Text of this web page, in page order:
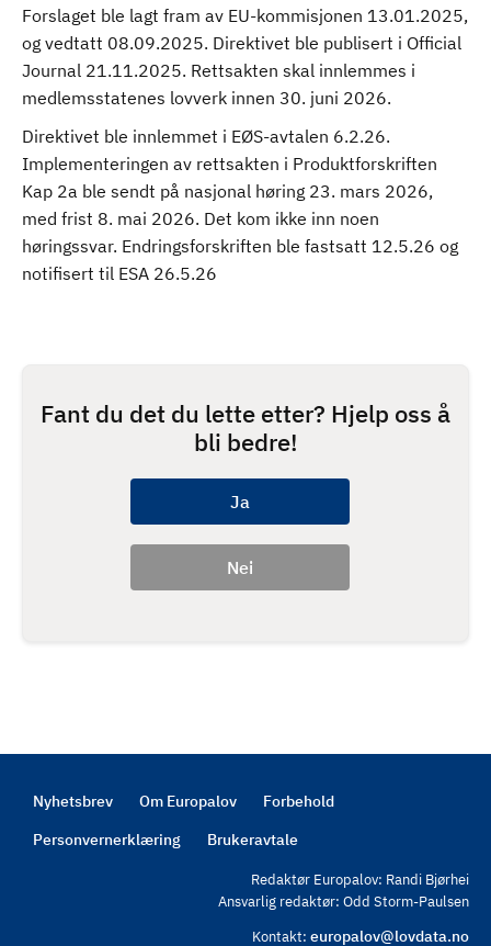
Forslaget ble lagt fram av EU-kommisjonen 13.01.2025,
og vedtatt 08.09.2025. Direktivet ble publisert i Official
Journal 21.11.2025. Rettsakten skal innlemmes i
medlemsstatenes lovverk innen 30. juni 2026.
Direktivet ble innlemmet i EØS-avtalen 6.2.26.
Implementeringen av rettsakten i Produktforskriften
Kap 2a ble sendt på nasjonal høring 23. mars 2026,
med frist 8. mai 2026. Det kom ikke inn noen
høringssvar. Endringsforskriften ble fastsatt 12.5.26 og
notifisert til ESA 26.5.26
Fant du det du lette etter? Hjelp oss å
bli bedre!
Footer
Nyhetsbrev Om Europalov
Forbehold
Personvernerklæring
Brukeravtale
Redaktør Europalov: Randi Bjørhei
Ansvarlig redaktør: Odd Storm-Paulsen
Kontakt: europalov@lovdata.no